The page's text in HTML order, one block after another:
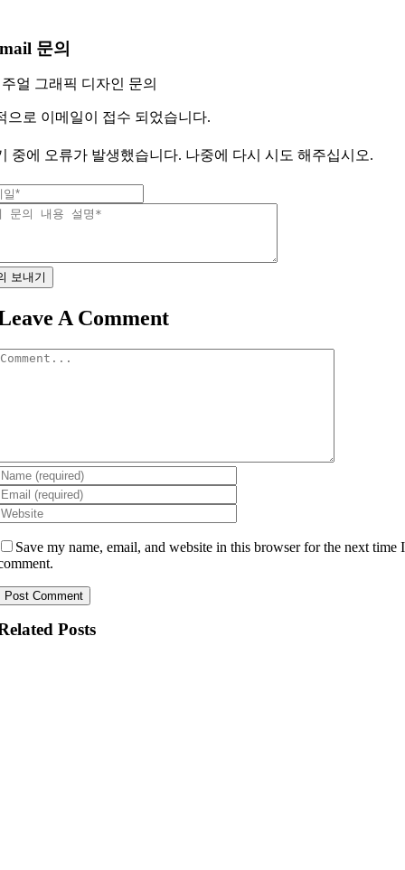
문의
얼 그래픽 디자인 문의
으로 이메일이 접수 되었습니다.
중에 오류가 발생했습니다. 나중에 다시 시도 해주십시오.
보내기
A Comment
Save my name, email, and website in this browser for the next time I
Posts